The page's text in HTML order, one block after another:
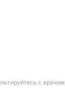
с врачом